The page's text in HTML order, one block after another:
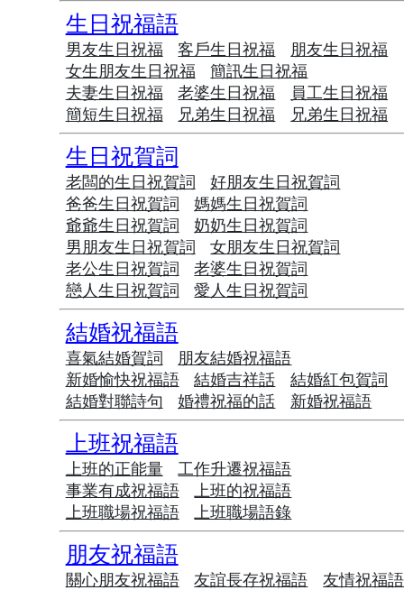
生日祝福語
男友生日祝福 客戶生日祝福
朋友生日祝福
女生朋友生日祝福
簡訊生日祝福
夫妻生日祝福
老婆生日祝福
員工生日祝福
簡短生日祝福
兄弟生日祝福 兄弟生日祝福
生日祝賀詞
老闆的生日祝賀詞
好朋友生日祝賀詞
爸爸生日祝賀詞
媽媽生日祝賀詞
爺爺生日祝賀詞
奶奶生日祝賀詞
男朋友生日祝賀詞
女朋友生日祝賀詞
老公生日祝賀詞
老婆生日祝賀詞
戀人生日祝賀詞
愛人生日祝賀詞
結婚祝福語
喜氣結婚賀詞
朋友結婚祝福語
新婚愉快祝福語
結婚吉祥話
結婚紅包賀詞
結婚對聯詩句
婚禮祝福的話 新婚祝福語
上班祝福語
上班的正能量
工作升遷祝福語
事業有成祝福語
上班的祝福語
上班職場祝福語
上班職場語錄
朋友祝福語
關心朋友祝福語 友誼長存祝福語
友情祝福語